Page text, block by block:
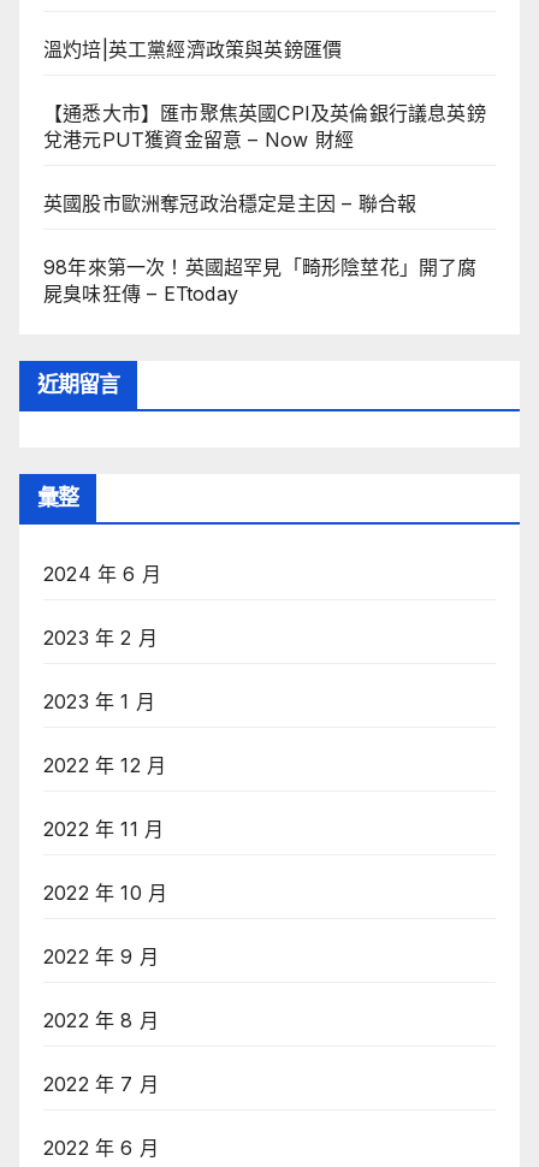
溫灼培|英工黨經濟政策與英鎊匯價
【通悉大市】匯市聚焦英國CPI及英倫銀行議息英鎊
兌港元PUT獲資金留意 – Now 財經
英國股市歐洲奪冠政治穩定是主因 – 聯合報
98年來第一次！英國超罕見「畸形陰莖花」開了腐
屍臭味狂傳 – ETtoday
近期留言
彙整
2024 年 6 月
2023 年 2 月
2023 年 1 月
2022 年 12 月
2022 年 11 月
2022 年 10 月
2022 年 9 月
2022 年 8 月
2022 年 7 月
2022 年 6 月